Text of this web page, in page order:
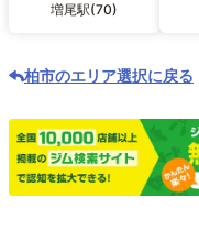
増尾駅(70)
柏市のエリア選択に戻る